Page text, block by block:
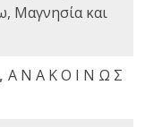
Μαγνησία και
Α Ν Α Κ Ο Ι Ν Ω Σ